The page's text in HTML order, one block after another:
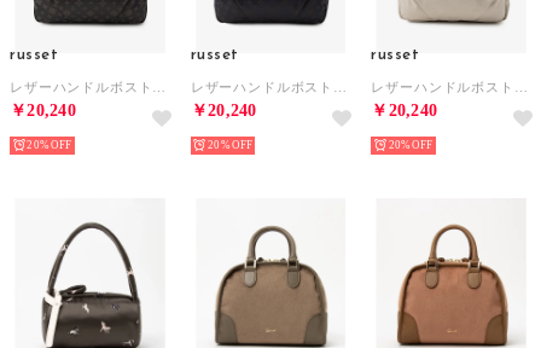
russet
￥20,240
20%
russet
￥20,240
20%
russet
￥20,240
20%